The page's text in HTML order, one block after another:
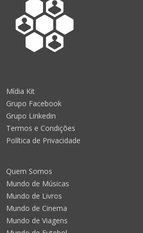
Mídia Kit
Grupo Facebook
Grupo Linkedin
Termos e Condições
Política de Privacidade
Quem Somos
Mundo de Músicas
Mundo de Livros
Mundo de Cinema
Mundo de Viagens